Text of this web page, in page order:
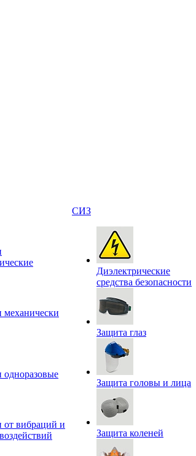
механически
одноразовые
от вибраций и
СИЗ
Диэлектрические
средства безопасности
Защита глаз
Защита головы и лица
Защита коленей